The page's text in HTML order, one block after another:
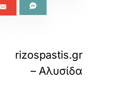
rizospastis.gr
– Αλυσίδα